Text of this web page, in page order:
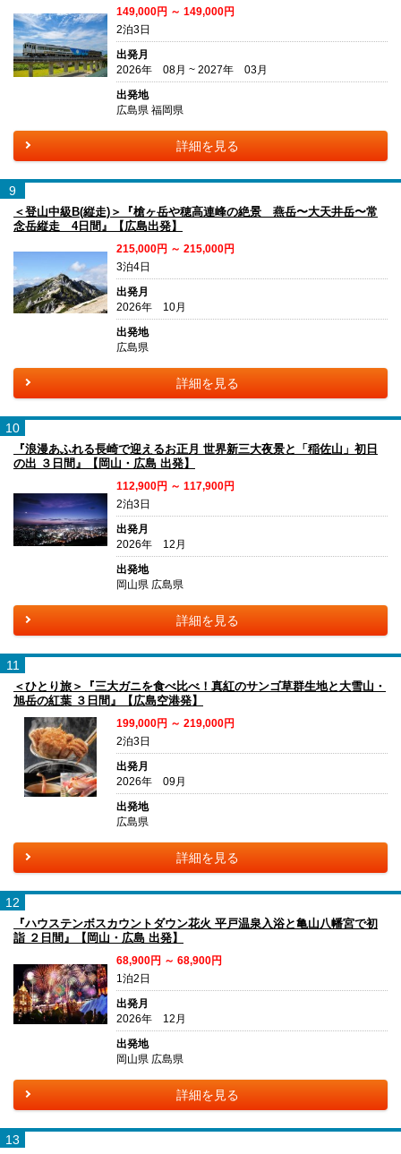
149,000円 ～ 149,000円
2泊3日
出発月
2026年 08月 ~ 2027年 03月
出発地
広島県 福岡県
詳細を見る
9
＜登山中級B(縦走)＞『槍ヶ岳や穂高連峰の絶景 燕岳〜大天井岳〜常
念岳縦走 4日間』【広島出発】
215,000円 ～ 215,000円
3泊4日
出発月
2026年 10月
出発地
広島県
詳細を見る
10
『浪漫あふれる長崎で迎えるお正月 世界新三大夜景と「稲佐山」初日
の出 ３日間』【岡山・広島 出発】
112,900円 ～ 117,900円
2泊3日
出発月
2026年 12月
出発地
岡山県 広島県
詳細を見る
11
＜ひとり旅＞『三大ガニを食べ比べ！真紅のサンゴ草群生地と大雪山・
旭岳の紅葉 ３日間』【広島空港発】
199,000円 ～ 219,000円
2泊3日
出発月
2026年 09月
出発地
広島県
詳細を見る
12
『ハウステンボスカウントダウン花火 平戸温泉入浴と亀山八幡宮で初
詣 ２日間』【岡山・広島 出発】
68,900円 ～ 68,900円
1泊2日
出発月
2026年 12月
出発地
岡山県 広島県
詳細を見る
13